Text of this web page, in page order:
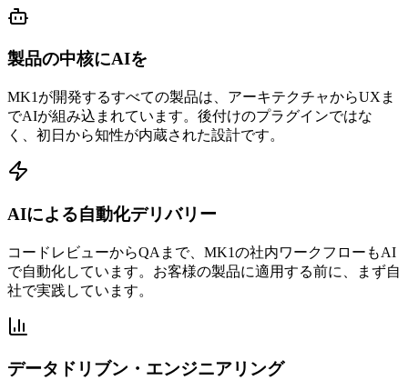
製品の中核にAIを
MK1が開発するすべての製品は、アーキテクチャからUXま
でAIが組み込まれています。後付けのプラグインではな
く、初日から知性が内蔵された設計です。
AIによる自動化デリバリー
コードレビューからQAまで、MK1の社内ワークフローもAI
で自動化しています。お客様の製品に適用する前に、まず自
社で実践しています。
データドリブン・エンジニアリング